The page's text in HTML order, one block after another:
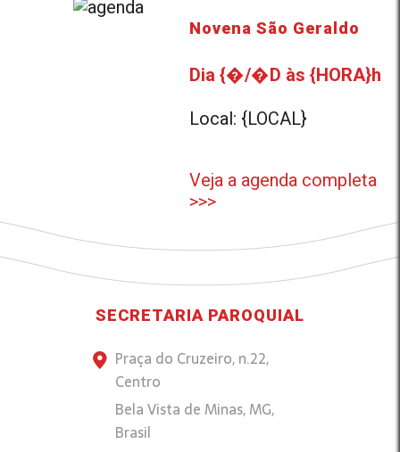
Novena São Geraldo
Dia {�/�D às {HORA}h
Local: {LOCAL}
Veja a agenda completa
>>>
SECRETARIA PAROQUIAL
Praça do Cruzeiro, n.22,
Centro
Bela Vista de Minas, MG,
Brasil